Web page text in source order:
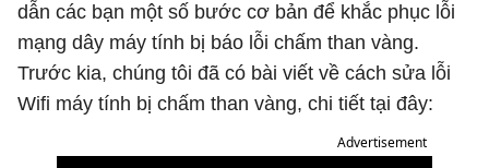
dẫn các bạn một số bước cơ bản để khắc phục lỗi
mạng dây máy tính bị báo lỗi chấm than vàng.
Trước kia, chúng tôi đã có bài viết về cách sửa lỗi
Wifi máy tính bị chấm than vàng, chi tiết tại đây:
Advertisement